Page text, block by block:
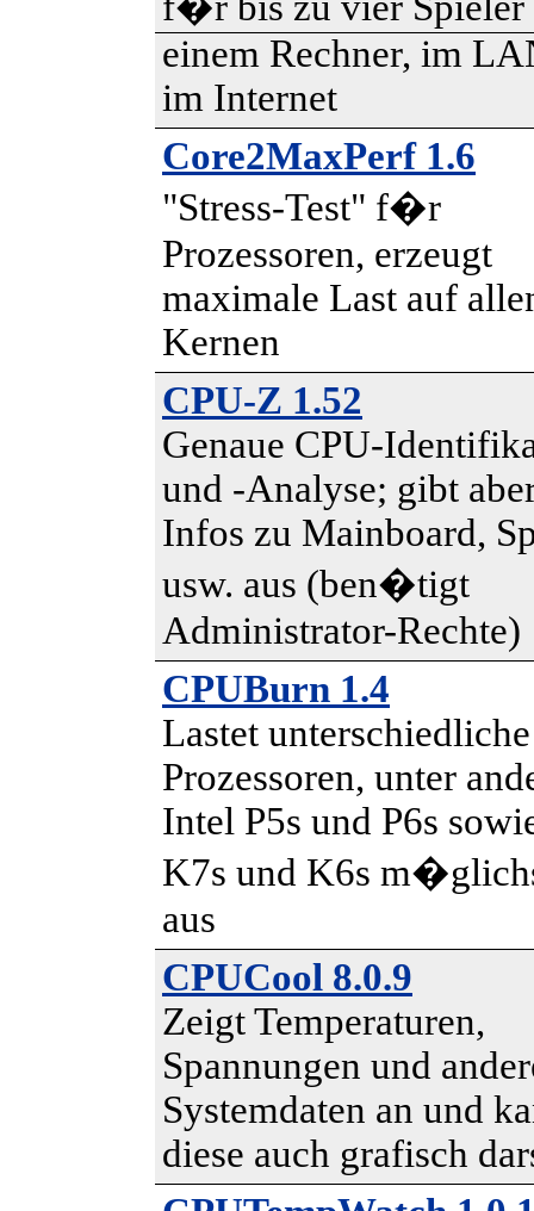
einem Rechner, im
im Internet
Core2MaxPerf 1.6
"Stress-Test" f�r
Prozessoren, erzeugt
maximale Last auf
Kernen
CPU-Z 1.52
Genaue CPU-
und -Analyse; gibt
Infos zu Mainboard,
usw. aus (ben�tigt
Administrator-Rechte)
CPUBurn 1.4
Lastet unterschiedliche
Prozessoren, unter
Intel P5s und P6s
K7s und K6s
aus
CPUCool 8.0.9
Zeigt Temperaturen,
Spannungen und
Systemdaten an und
diese auch grafisch